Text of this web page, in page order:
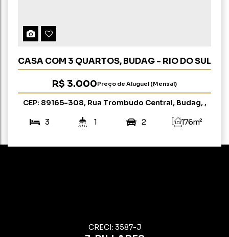
CASA COM 3 QUARTOS, BUDAG - RIO DO SUL
R$ 3.000Preço de Aluguel (Mensal)
CEP: 89165-308, Rua Trombudo Central, Budag ,
3 1 2 176m²
CRECI: 3587-J